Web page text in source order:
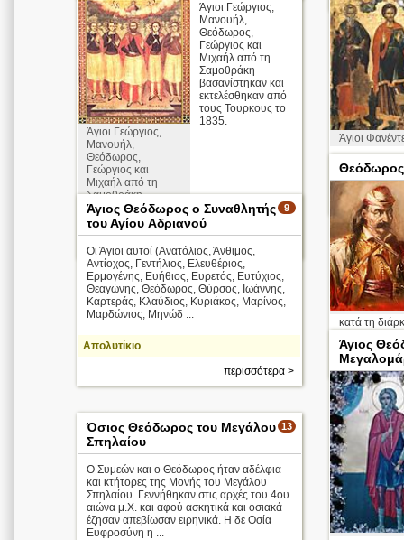
Άγιοι
Απολυτίκιο
Άγιοι Γεώργιος,
Μανουήλ,
Θεόδωρος,
Γεώργιος και
Μιχαήλ από τη
Σαμοθράκη
Άγιοι Γεώργιος,
Μανουήλ,
Θεόδωρος,
Γεώργιος και
Μιχαήλ από τη
Σαμοθράκη
βασανίστηκαν και
εκτελέσθηκαν από
τους Τουρκους το
1835.
Απολυτίκιο
περισσότερα >
κατά τη
9
Άγιος Θεόδωρος ο Συναθλητής
του Αγίου Aδριανού
Οι Άγιοι αυτοί (Ανατόλιος, Άνθιμος,
Αντίοχος, Γεντήλιος, Ελευθέριος,
Ερμογένης, Ευήθιος, Ευρετός, Ευτύχιος,
Θεαγώνης, Θεόδωρος, Θύρσος, Ιωάννης,
Καρτεράς, Κλαύδιος, Κυριάκος, Μαρίνος,
Μαρδώνιος, Μηνώδ ...
Απολυτίκιο
περισσότερα >
Άγιος
13
Όσιος Θεόδωρος του Μεγάλου
Σπηλαίου
Ο Συμεών και ο Θεόδωρος ήταν αδέλφια
και κτήτορες της Μονής του Μεγάλου
Σπηλαίου. Γεννήθηκαν στις αρχές του 4ου
αιώνα μ.Χ. και αφού ασκητικά και οσιακά
έζησαν απεβίωσαν ειρηνικά. Η δε Οσία
Ευφροσύνη η ...